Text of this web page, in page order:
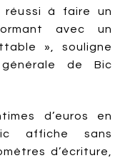
réussi à faire un
avec un
», souligne
de Bic
d’euros en
affiche sans
d’écriture,